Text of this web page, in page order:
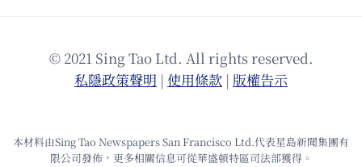
© 2021 Sing Tao Ltd. All rights reserved.
私隱政策聲明 | 使⽤條款 | 版權告⽰
本材料由Sing Tao Newspapers San Francisco Ltd.代表星島新聞集團有
限公司發佈，更多相關信息可從華盛頓特區司法部獲得。